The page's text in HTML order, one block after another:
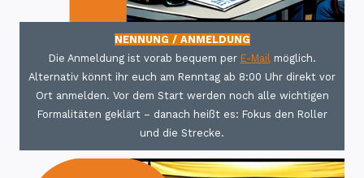
NENNUNG / ANMELDUNG
Die Anmeldung ist vorab bequem per E-Mail möglich.
Alternativ könnt ihr euch am Renntag ab 8:00 Uhr direkt vor
Ort anmelden. Vor dem Start werden noch alle wichtigen
Formalitäten geklärt – danach heißt es: Fokus den Roller
und die Strecke.